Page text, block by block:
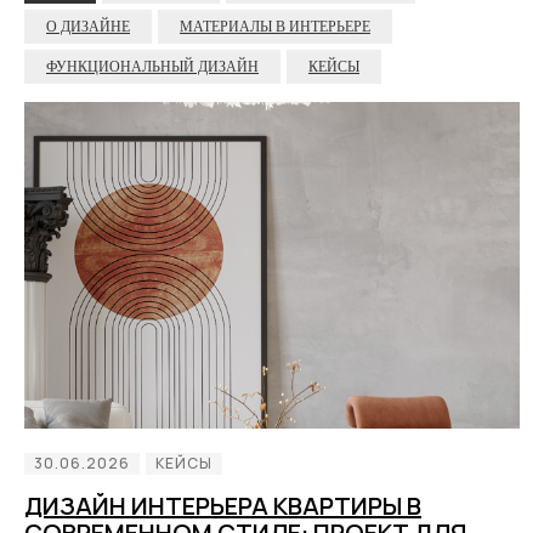
О ДИЗАЙНЕ МАТЕРИАЛЫ В ИНТЕРЬЕРЕ
ФУНКЦИОНАЛЬНЫЙ ДИЗАЙН КЕЙСЫ
30.06.2026 КЕЙСЫ
ДИЗАЙН ИНТЕРЬЕРА КВАРТИРЫ В